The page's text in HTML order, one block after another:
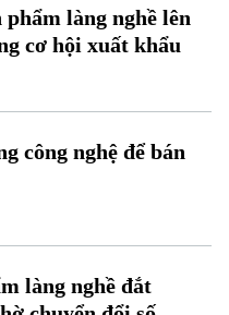
phẩm làng nghề lên
cơ hội xuất khẩu
công nghệ để bán
làng nghề đắt